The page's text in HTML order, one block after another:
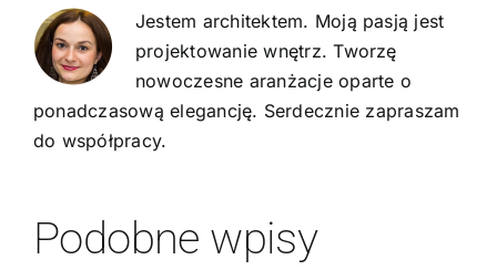
Jestem architektem. Moją pasją jest
projektowanie wnętrz. Tworzę
nowoczesne aranżacje oparte o
ponadczasową elegancję. Serdecznie zapraszam
do współpracy.
Podobne wpisy